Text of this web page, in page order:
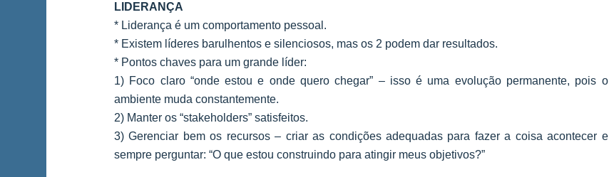
LIDERANÇA
* Liderança é um comportamento pessoal.
* Existem líderes barulhentos e silenciosos, mas os 2 podem dar resultados.
* Pontos chaves para um grande líder:
1) Foco claro “onde estou e onde quero chegar” – isso é uma evolução permanente, pois o
ambiente muda constantemente.
2) Manter os “stakeholders” satisfeitos.
3) Gerenciar bem os recursos – criar as condições adequadas para fazer a coisa acontecer e
sempre perguntar: “O que estou construindo para atingir meus objetivos?”